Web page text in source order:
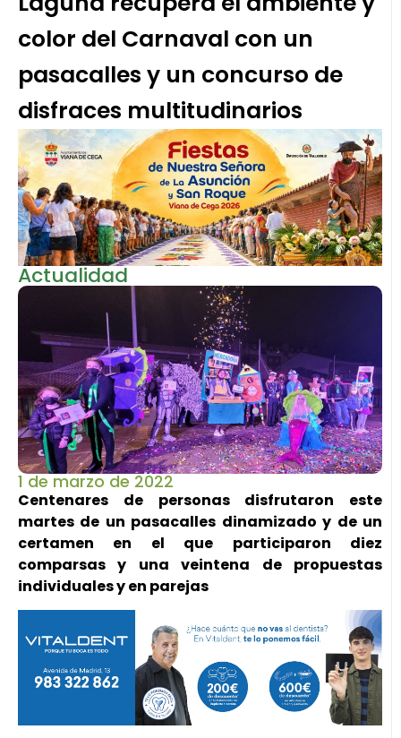
color del Carnaval con un
pasacalles y un concurso de
disfraces multitudinarios
Actualidad
1 de marzo de 2022
Centenares de personas disfrutaron este
martes de un pasacalles dinamizado y de un
certamen en el que participaron diez
comparsas y una veintena de propuestas
individuales y en parejas